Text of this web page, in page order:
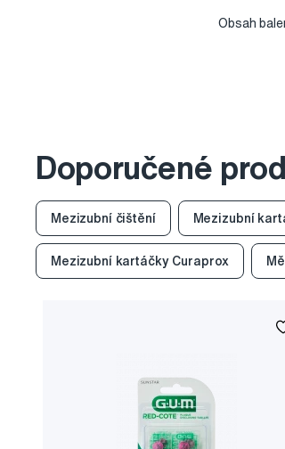
Obsah
Doporučené
Mezizubní čištění Mezizubní
Mezizubní kartáčky Curaprox